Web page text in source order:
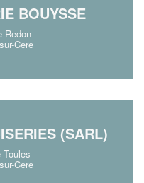
BOUYSSE
Redon
Cere
(SARL)
Toules
Cere